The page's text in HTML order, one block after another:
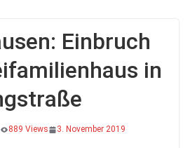
Einbruch
in
889 Views 3. November 2019